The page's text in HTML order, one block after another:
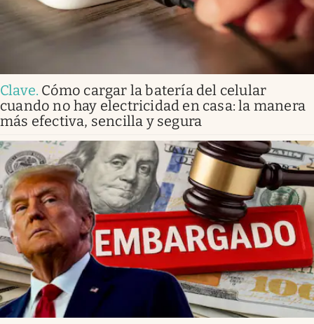
Clave. Cómo cargar la batería del celular
cuando no hay electricidad en casa: la manera
más efectiva, sencilla y segura